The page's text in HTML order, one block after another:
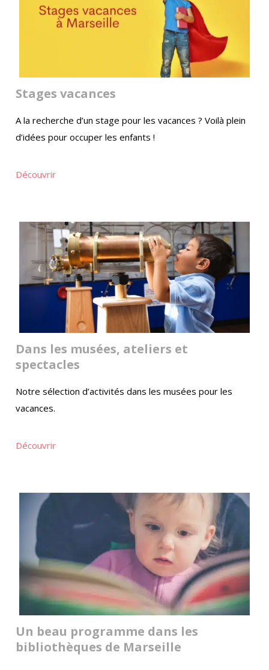
Stages vacances
A la recherche d’un stage pour les vacances ? Voilà plein
d’idées pour occuper les enfants !
Découvrir
Dans les musées, ateliers et
spectacles
Notre sélection d’activités dans les musées pour les
vacances.
Découvrir
Un beau programme dans les
bibliothèques de Marseille